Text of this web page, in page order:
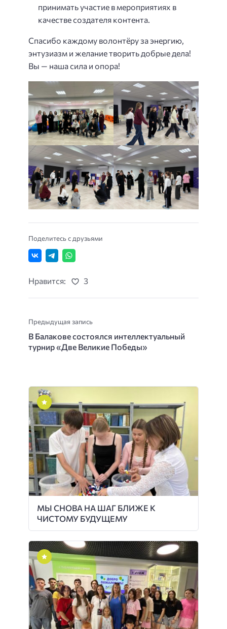
принимать участие в мероприятиях в
качестве создателя контента.
Спасибо каждому волонтёру за энергию,
энтузиазм и желание творить добрые дела!
Вы — наша сила и опора!
Поделитесь с друзьями
Нравится: 3
Предыдущая запись
В Балакове состоялся интеллектуальный
турнир «Две Великие Победы»
МЫ СНОВА НА ШАГ БЛИЖЕ К
ЧИСТОМУ БУДУЩЕМУ